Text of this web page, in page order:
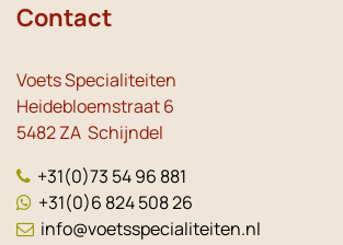
Contact
Voets Specialiteiten
Heidebloemstraat 6
5482 ZA Schijndel
+31(0)73 54 96 881
+31(0)6 824 508 26
info@voetsspecialiteiten.nl